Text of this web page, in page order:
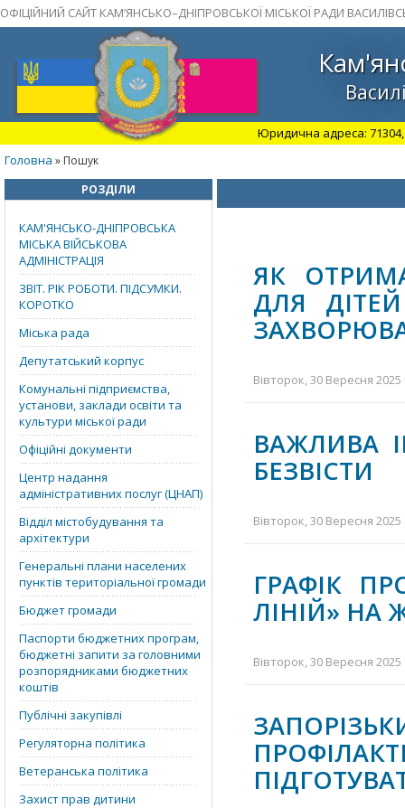
ОФІЦІЙНИЙ САЙТ КАМ’ЯНСЬКО–ДНІПРОВСЬКОЇ МІСЬКОЇ РАДИ
Юридична адреса: 71304,
Головна » Пошук
РОЗДІЛИ
КАМ'ЯНСЬКО-ДНІПРОВСЬКА
МІСЬКА ВІЙСЬКОВА
АДМІНІСТРАЦІЯ
ЗВІТ. РІК РОБОТИ. ПІДСУМКИ.
КОРОТКО
Міська рада
Депутатський корпус
Комунальні підприємства,
установи, заклади освіти та
культури міської ради
Офіційні документи
Центр надання
адміністративних послуг (ЦНАП)
Відділ містобудування та
архітектури
Генеральні плани населених
пунктів територіальної громади
Бюджет громади
Паспорти бюджетних програм,
бюджетні запити за головними
розпорядниками бюджетних
коштів
Публічні закупівлі
Регуляторна політика
Ветеранська політика
Захист прав дитини
ЯК
ДЛЯ
Вівторок, 30 Вересня
ВАЖЛИВА
БЕЗВІСТИ
Вівторок, 30 Вересня
ГРАФІК
ЛІНІЙ» НА
Вівторок, 30 Вересня